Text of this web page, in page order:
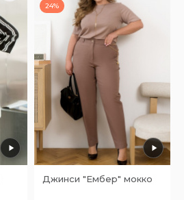
24%
Джинси "Ембер" мокко